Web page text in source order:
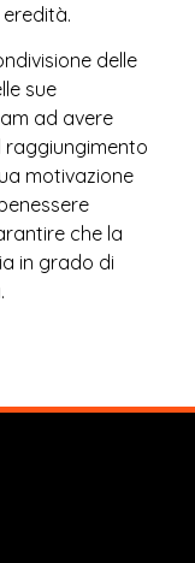
delle
sue
ad avere
raggiungimento
motivazione
che la
in grado di